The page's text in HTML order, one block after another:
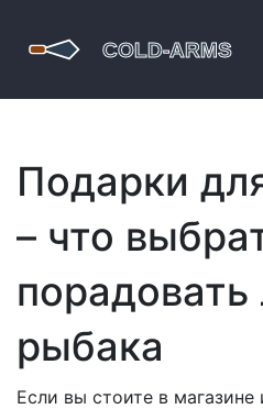
Подарки
– что
рыбака
Если вы стоите в магазине